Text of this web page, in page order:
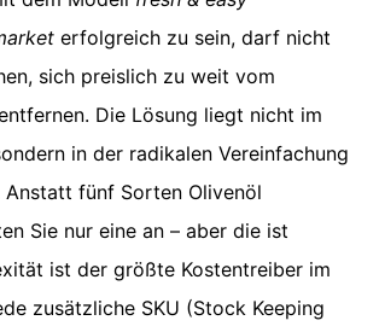
erfolgreich zu sein, darf nicht
sich preislich zu weit vom
Die Lösung liegt nicht im
in der radikalen Vereinfachung
fünf Sorten Olivenöl
Sie nur eine an – aber die ist
ist der größte Kostentreiber im
zusätzliche SKU (Stock Keeping